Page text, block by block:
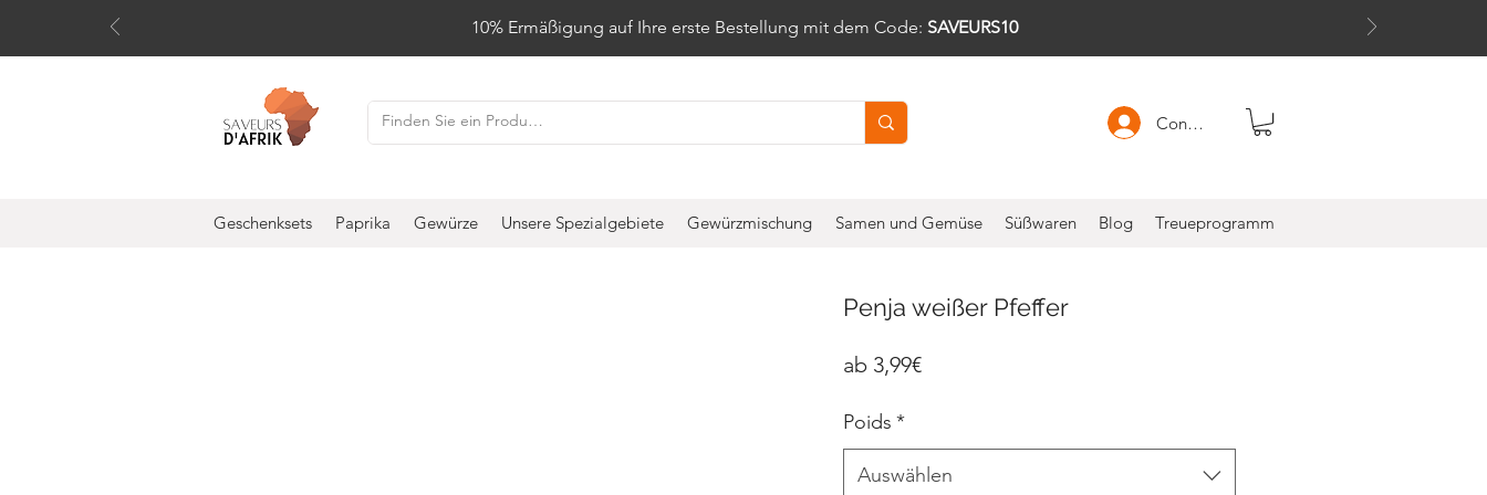
10% Ermäßigung auf Ihre erste Bestellung mit dem Code: SAVEURS10
Connexion
Geschenksets Paprika Gewürze Unsere Spezialgebiete Gewürzmischung Samen und Gemüse Süßwaren Blog Treueprogramm
Penja weißer Pfeffer
ab 3,99€Sale-
Poids *
Auswählen